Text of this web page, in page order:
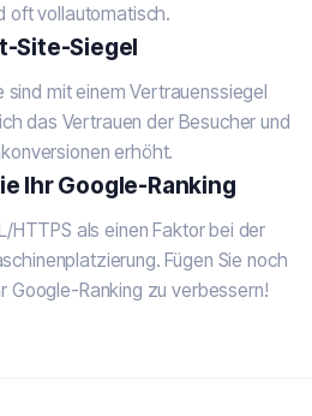
oft vollautomatisch.
Site-Siegel
mit einem Vertrauenssiegel
das Vertrauen der Besucher und
erhöht.
Ihr Google-Ranking
HTTPS als einen Faktor bei der
Fügen Sie noch
Google-Ranking zu verbessern!